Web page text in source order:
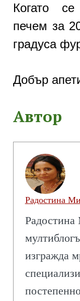
Когато се
печем за
градуса
Добър
Автор
Радостина
Радостина
изгражда